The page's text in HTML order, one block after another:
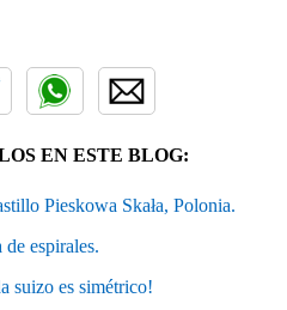
EN ESTE BLOG:
Pieskowa Skała, Polonia.
de espirales.
suizo es simétrico!